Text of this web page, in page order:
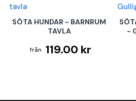
SÖTA HUNDAR - BARNRUM
TAVLA
119.00 kr
-